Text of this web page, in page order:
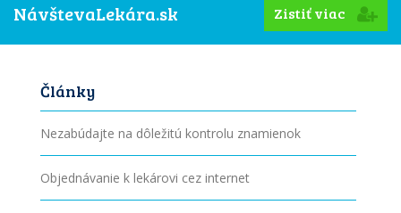
NávštevaLekára.sk
Zistiť viac
Články
Nezabúdajte na dôležitú kontrolu znamienok
Objednávanie k lekárovi cez internet